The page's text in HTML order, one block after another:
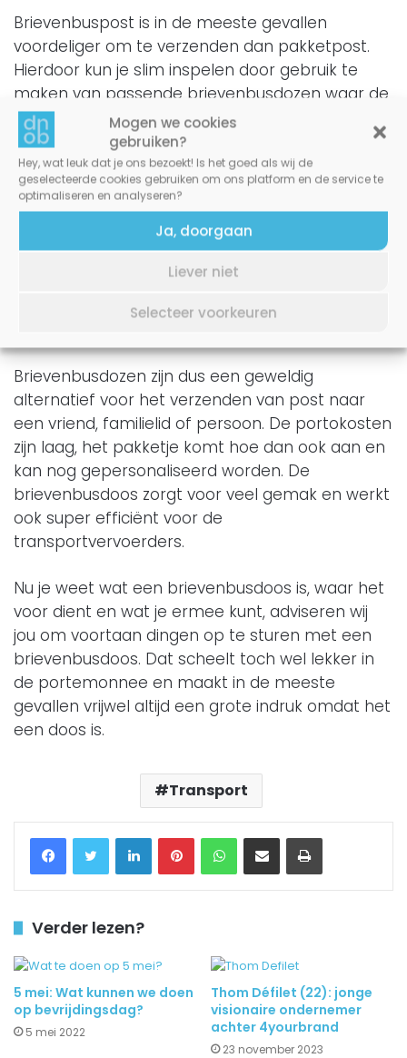
Mogen we cookies
gebruiken?
Hey, wat leuk dat je ons bezoekt! Is het goed als wij de
geselecteerde cookies gebruiken om ons platform en de service te
optimaliseren en analyseren?
Ja, doorgaan
Liever niet
Selecteer voorkeuren
Brievenbuspost is in de meeste gevallen
voordeliger om te verzenden dan pakketpost.
Hierdoor kun je slim inspelen door gebruik te
maken van passende brievenbusdozen waar de
verzendkosten veel lager uitvallen ten opzichte
van een postdoos. In Nederland zijn alle
brievenbus formaten hetzelfde. Dat maakt het
makkelijk om een brievenbusdoos te bestellen,
aangezien er dus geen rekening hoeft te
worden gehouden met de grootte van een doos
Post versturen met de
Brievenbusdozen zijn dus een geweldig
alternatief voor het verzenden van post naar
een vriend, familielid of persoon. De portokosten
zijn laag, het pakketje komt hoe dan ook aan en
kan nog gepersonaliseerd worden. De
brievenbusdoos zorgt voor veel gemak en werkt
ook super efficiënt voor de
transportvervoerders.
Nu je weet wat een brievenbusdoos is, waar het
voor dient en wat je ermee kunt, adviseren wij
jou om voortaan dingen op te sturen met een
brievenbusdoos. Dat scheelt toch wel lekker in
de portemonnee en maakt in de meeste
gevallen vrijwel altijd een grote indruk omdat het
een doos is.
Transport
FacebookTwitter LinkedInPinterestWhatsApp
Delen via Email Printen
Verder lezen?
5 mei: Wat kunnen we doen
op bevrijdingsdag?
5 mei 2022
Thom Défilet (22): jonge
visionaire ondernemer
achter 4yourbrand
23 november 2023